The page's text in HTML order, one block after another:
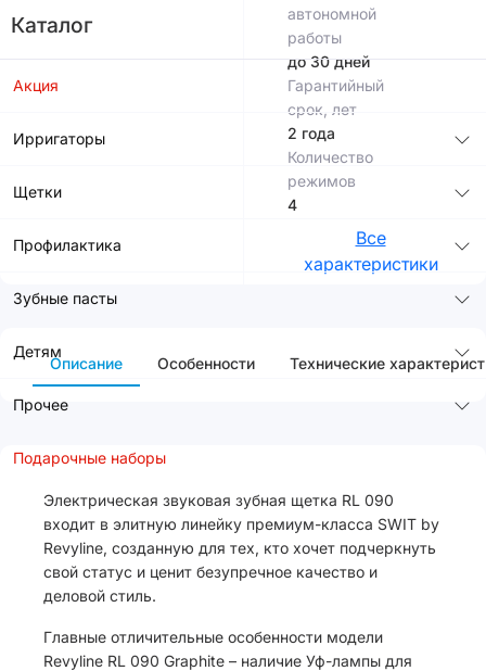
Каталог
Акция
Ирригаторы
Щетки
Профилактика
Зубные пасты
Детям
Прочее
Подарочные наборы
автономной
работы
до 30 дней
Гарантийный
срок, лет
2 года
Количество
режимов
4
Все
характеристики
Описание Особенности Технические
Электрическая звуковая зубная щетка RL 090
входит в элитную линейку премиум-класса SWIT by
Revyline, созданную для тех, кто хочет подчеркнуть
свой статус и ценит безупречное качество и
деловой стиль.
Главные отличительные особенности модели
Revyline RL 090 Graphite – наличие Уф-лампы для